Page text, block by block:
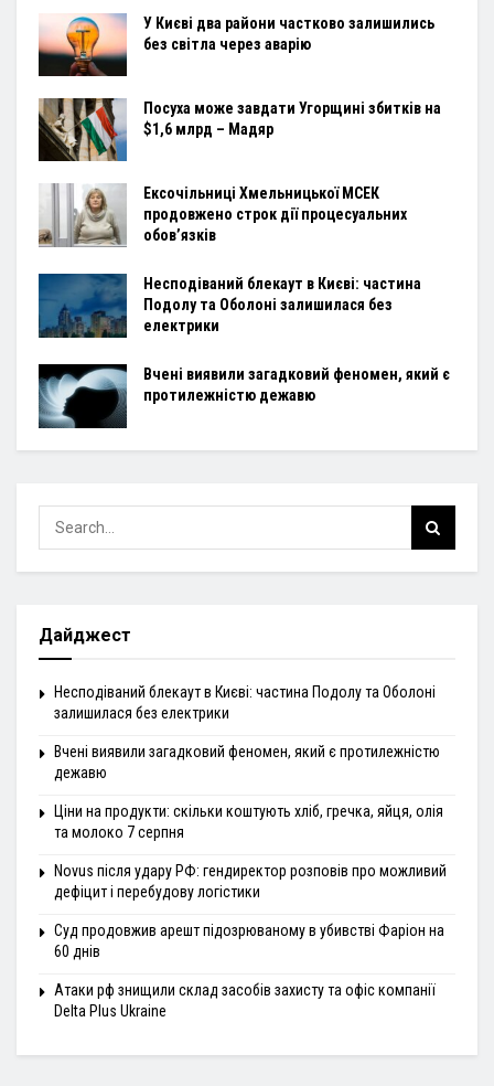
У Києві два райони частково залишились
без світла через аварію
Посуха може завдати Угорщині збитків на
$1,6 млрд – Мадяр
Ексочільниці Хмельницької МСЕК
продовжено строк дії процесуальних
обов’язків
Несподіваний блекаут в Києві: частина
Подолу та Оболоні залишилася без
електрики
Вчені виявили загадковий феномен, який є
протилежністю дежавю
Дайджест
Несподіваний блекаут в Києві: частина Подолу та Оболоні
залишилася без електрики
Вчені виявили загадковий феномен, який є протилежністю
дежавю
Ціни на продукти: скільки коштують хліб, гречка, яйця, олія
та молоко 7 серпня
Novus після удару РФ: гендиректор розповів про можливий
дефіцит і перебудову логістики
Суд продовжив арешт підозрюваному в убивстві Фаріон на
60 днів
Атаки рф знищили склад засобів захисту та офіс компанії
Delta Plus Ukraine